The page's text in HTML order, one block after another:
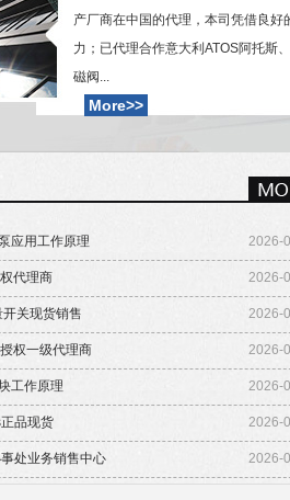
产厂商在中国的代理，本司凭借良好
力；已代理合作意大利ATOS阿托斯
More>>
应用工作原理 2026-
代理商 2026-
关现货销售 2026-
权一级代理商 2026-
工作原理 2026-
品现货 2026-
处业务销售中心 2026-